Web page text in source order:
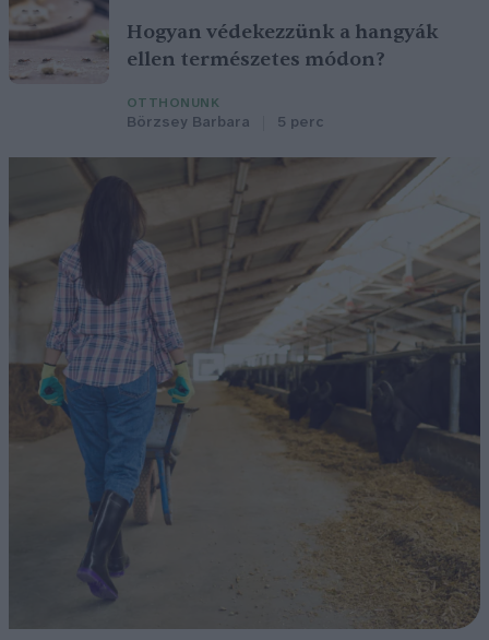
Hogyan védekezzünk a hangyák
ellen természetes módon?
OTTHONUNK
Börzsey Barbara 5 perc